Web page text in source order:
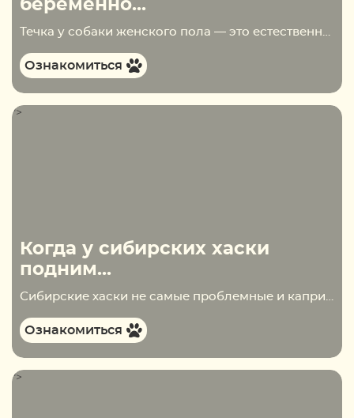
беременно...
Течка у собаки женского пола — это естественный процесс, который свидетельствует о том, что животное готово к размножению. К сибирским хаски первая течка (пустовка) обычно приходит в возрасте 6-10 месяцев. Чаще всего это происходит сразу же после того, как у собаки…
Ознакомиться
">
Когда у сибирских хаски
подним...
Сибирские хаски не самые проблемные и капризные собаки. Щенки обычно хорошо и быстро растут, крепнут и набирают вес. Хлопот свои владельцам они обычно не доставляют, но есть один момент, с которым они сталкиваются довольно часто — уши. Речь идёт не о…
Ознакомиться
">